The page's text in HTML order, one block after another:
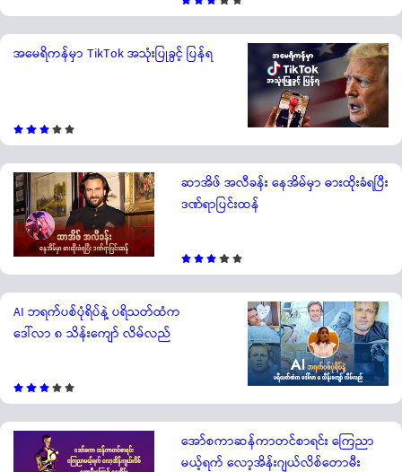
အမေရိကန်မှာ TikTok အသုံးပြုခွင့် ပြန်ရ
ဆာအိဖ် အလီခန်း နေအိမ်မှာ ဓားထိုးခံရပြီး
ဒဏ်ရာပြင်းထန်
AI ဘရက်ပစ်ပုံရိပ်နဲ့ ပရိသတ်ထံက
ဒေါ်လာ ၈ သိန်းကျော် လိမ်လည်
အော်စကာဆန်ကာတင်စာရင်း ကြေညာ
မယ့်ရက် လော့အိန်းဂျယ်လိစ်တောမီး